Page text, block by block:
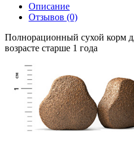
Описание
Отзывов (0)
Полнорационный сухой корм
возрасте старше 1 года